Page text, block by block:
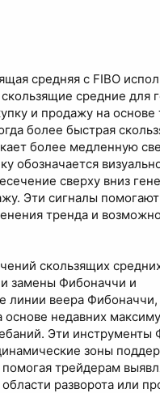
средняя с FIBO
средние для
и продажу на основе
более быстрая
более медленную
обозначается
сверху вниз
Эти сигналы
тренда и
скользящих
замены Фибоначчи и
линии веера Фибоначчи,
основе недавних
Эти инструменты
зоны
трейдерам
разворота или